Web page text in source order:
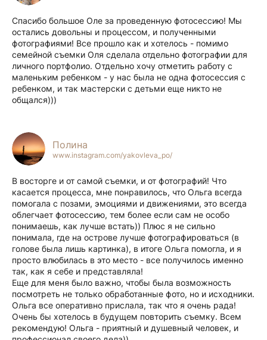
Спасибо большое Оле за проведенную фотосессию! Мы
остались довольны и процессом, и полученными
фотографиями! Все прошло как и хотелось - помимо
семейной съемки Оля сделала отдельно фотографии для
личного портфолио. Отдельно хочу отметить работу с
маленьким ребенком - у нас была не одна фотосессия с
ребенком, и так мастерски с детьми еще никто не
общался)))
Полина
www.instagram.com/yakovleva_po/
В восторге и от самой съемки, и от фотографий! Что
касается процесса, мне понравилось, что Ольга всегда
помогала с позами, эмоциями и движениями, это всегда
облегчает фотосессию, тем более если сам не особо
понимаешь, как лучше встать)) Плюс я не сильно
понимала, где на острове лучше фотографироваться (в
голове была лишь картинка), в итоге Ольга помогла, и я
просто влюбилась в это место - все получилось именно
так, как я себе и представляла!
Еще для меня было важно, чтобы была возможность
посмотреть не только обработанные фото, но и исходники.
Ольга все оперативно прислала, так что я очень рада!
Очень бы хотелось в будущем повторить съемку. Всем
рекомендую! Ольга - приятный и душевный человек, и